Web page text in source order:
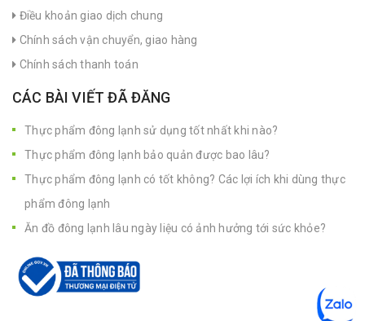
Điều khoản giao dịch chung
Chính sách vận chuyển, giao hàng
Chính sách thanh toán
CÁC BÀI VIẾT ĐÃ ĐĂNG
Thực phẩm đông lạnh sử dụng tốt nhất khi nào?
Thực phẩm đông lạnh bảo quản được bao lâu?
Thực phẩm đông lạnh có tốt không? Các lợi ích khi dùng thực
phẩm đông lạnh
Ăn đồ đông lạnh lâu ngày liệu có ảnh hưởng tới sức khỏe?